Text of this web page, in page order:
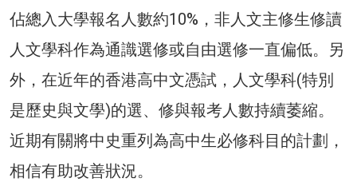
佔總入大學報名人數約10%，非人文主修生修讀
人文學科作為通識選修或自由選修一直偏低。另
外，在近年的香港高中文憑試，人文學科(特別
是歷史與文學)的選、修與報考人數持續萎縮。
近期有關將中史重列為高中生必修科目的計劃，
相信有助改善狀況。